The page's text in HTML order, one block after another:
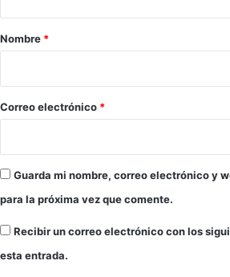
r
*
Nombre *
Correo electrónico *
Guarda mi nombre, correo electrónico y
para la próxima vez que comente.
Recibir un correo electrónico con los
esta entrada.